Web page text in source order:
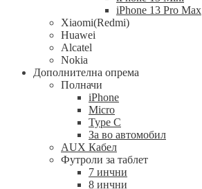
iPhone 13 Pro Max
Xiaomi(Redmi)
Huawei
Alcatel
Nokia
Дополнителна опрема
Полначи
iPhone
Micro
Type C
За во автомобил
AUX Кабел
Футроли за таблет
7 инчни
8 инчни